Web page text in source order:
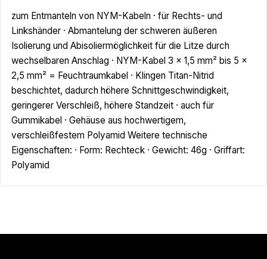
zum Entmanteln von NYM-Kabeln · für Rechts- und
Linkshänder · Abmantelung der schweren äußeren
Isolierung und Abisoliermöglichkeit für die Litze durch
wechselbaren Anschlag · NYM-Kabel 3 x 1,5 mm² bis 5 x
2,5 mm² = Feuchtraumkabel · Klingen Titan-Nitrid
beschichtet, dadurch höhere Schnittgeschwindigkeit,
geringerer Verschleiß, höhere Standzeit · auch für
Gummikabel · Gehäuse aus hochwertigem,
verschleißfestem Polyamid Weitere technische
Eigenschaften: · Form: Rechteck · Gewicht: 46g · Griffart:
Polyamid